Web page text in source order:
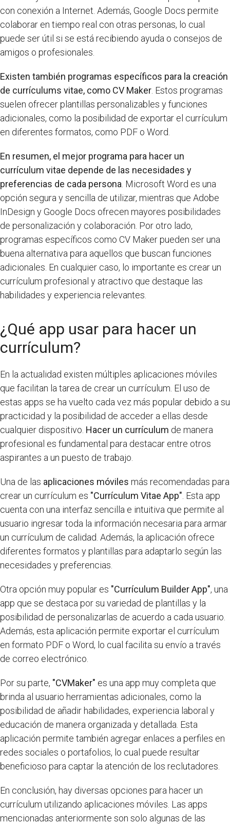
con conexión a Internet. Además, Google Docs permite
colaborar en tiempo real con otras personas, lo cual
puede ser útil si se está recibiendo ayuda o consejos de
amigos o profesionales.
Existen también programas específicos para la creación
de currículums vitae, como CV Maker . Estos programas
suelen ofrecer plantillas personalizables y funciones
adicionales, como la posibilidad de exportar el currículum
en diferentes formatos, como PDF o Word.
En resumen, el mejor programa para hacer un
currículum vitae depende de las necesidades y
preferencias de cada persona . Microsoft Word es una
opción segura y sencilla de utilizar, mientras que Adobe
InDesign y Google Docs ofrecen mayores posibilidades
de personalización y colaboración. Por otro lado,
programas específicos como CV Maker pueden ser una
buena alternativa para aquellos que buscan funciones
adicionales. En cualquier caso, lo importante es crear un
currículum profesional y atractivo que destaque las
habilidades y experiencia relevantes.
¿Qué app usar para hacer un
currículum?
En la actualidad existen múltiples aplicaciones móviles
que facilitan la tarea de crear un currículum. El uso de
estas apps se ha vuelto cada vez más popular debido a su
practicidad y la posibilidad de acceder a ellas desde
cualquier dispositivo. Hacer un currículum de manera
profesional es fundamental para destacar entre otros
aspirantes a un puesto de trabajo.
Una de las aplicaciones móviles más recomendadas para
crear un currículum es "Currículum Vitae App" . Esta app
cuenta con una interfaz sencilla e intuitiva que permite al
usuario ingresar toda la información necesaria para armar
un currículum de calidad. Además, la aplicación ofrece
diferentes formatos y plantillas para adaptarlo según las
necesidades y preferencias.
Otra opción muy popular es "Currículum Builder App", una
app que se destaca por su variedad de plantillas y la
posibilidad de personalizarlas de acuerdo a cada usuario.
Además, esta aplicación permite exportar el currículum
en formato PDF o Word, lo cual facilita su envío a través
de correo electrónico.
Por su parte, "CVMaker" es una app muy completa que
brinda al usuario herramientas adicionales, como la
posibilidad de añadir habilidades, experiencia laboral y
educación de manera organizada y detallada. Esta
aplicación permite también agregar enlaces a perfiles en
redes sociales o portafolios, lo cual puede resultar
beneficioso para captar la atención de los reclutadores.
En conclusión, hay diversas opciones para hacer un
currículum utilizando aplicaciones móviles. Las apps
mencionadas anteriormente son solo algunas de las